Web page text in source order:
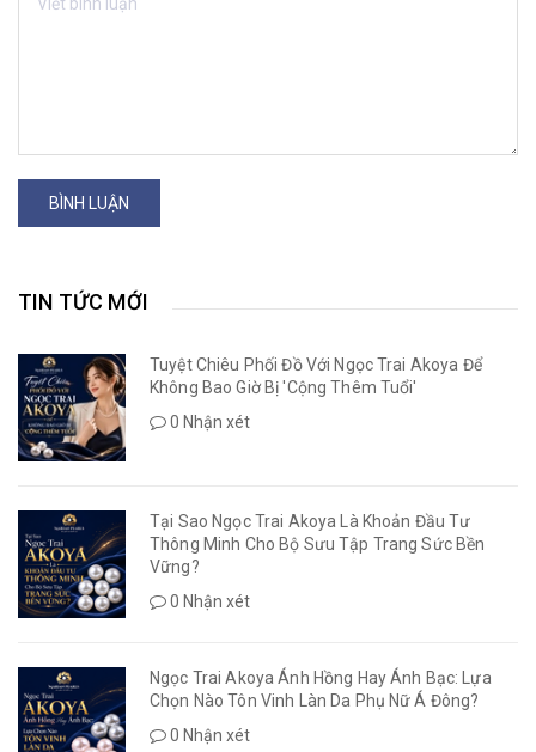
BÌNH LUẬN
TIN TỨC MỚI
Tuyệt Chiêu Phối Đồ Với Ngọc Trai Akoya Để
Không Bao Giờ Bị 'Cộng Thêm Tuổi'
0 Nhận xét
Tại Sao Ngọc Trai Akoya Là Khoản Đầu Tư
Thông Minh Cho Bộ Sưu Tập Trang Sức Bền
Vững?
0 Nhận xét
Ngọc Trai Akoya Ánh Hồng Hay Ánh Bạc: Lựa
Chọn Nào Tôn Vinh Làn Da Phụ Nữ Á Đông?
0 Nhận xét